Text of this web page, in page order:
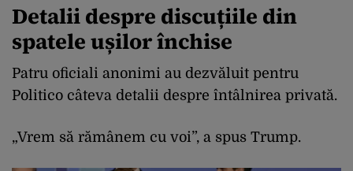
Detalii despre discuțiile din
spatele ușilor închise
Patru oficiali anonimi au dezvăluit pentru
Politico câteva detalii despre întâlnirea privată.
„Vrem să rămânem cu voi”, a spus Trump.